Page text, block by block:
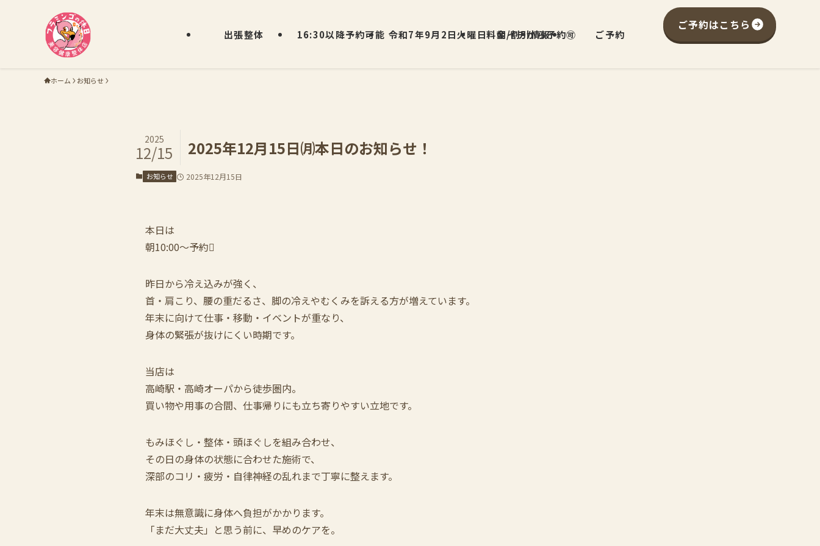
出張整体 16:30以降予約可能 令和7年9月2日火曜日 朝イチから予約🉑
料金/割引情報 ご予約
ご予約はこちら
ホーム お知らせ
2025年12月15日㈪本日のお知らせ！
2025
12/15
お知らせ 2025年12月15日
本日は
朝10:00〜予約
昨日から冷え込みが強く、
首・肩こり、腰の重だるさ、脚の冷えやむくみを訴える方が増えています。
年末に向けて仕事・移動・イベントが重なり、
身体の緊張が抜けにくい時期です。
当店は
高崎駅・高崎オーパから徒歩圏内。
買い物や用事の合間、仕事帰りにも立ち寄りやすい立地です。
もみほぐし・整体・頭ほぐしを組み合わせ、
その日の身体の状態に合わせた施術で、
深部のコリ・疲労・自律神経の乱れまで丁寧に整えます。
年末は無意識に身体へ負担がかかります。
「まだ大丈夫」と思う前に、早めのケアを。